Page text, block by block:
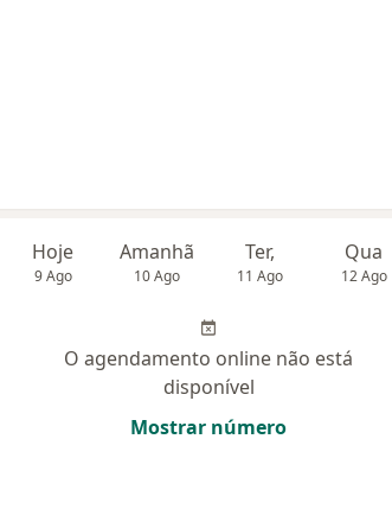
Hoje
9 Ago
Amanhã
10 Ago
Ter,
11 Ago
Qua
12 Ago
O agendamento online não está
disponível
Mostrar número